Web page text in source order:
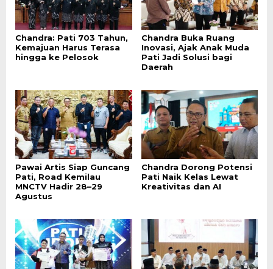
Chandra: Pati 703 Tahun,
Kemajuan Harus Terasa
hingga ke Pelosok
Chandra Buka Ruang
Inovasi, Ajak Anak Muda
Pati Jadi Solusi bagi
Daerah
Pawai Artis Siap Guncang
Pati, Road Kemilau
MNCTV Hadir 28–29
Agustus
Chandra Dorong Potensi
Pati Naik Kelas Lewat
Kreativitas dan AI